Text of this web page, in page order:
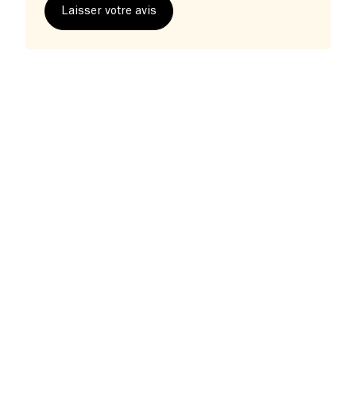
Laisser votre avis